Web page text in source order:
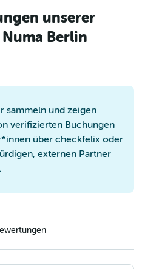
unserer
Berlin
sammeln und zeigen
verifizierten Buchungen
über checkfelix oder
externen Partner